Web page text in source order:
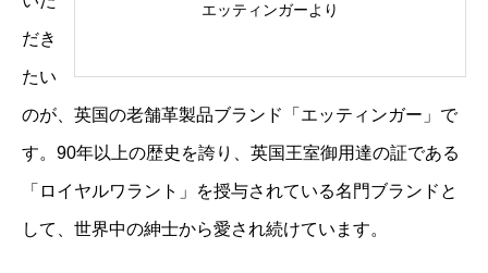
エッティンガーより
だき
たい
のが、英国の老舗革製品ブランド「 エッティンガー 」で
す。90年以上の歴史を誇り、英国王室御用達の証である
「ロイヤルワラント」を授与されている名門ブランドと
して、世界中の紳士から愛され続けています。